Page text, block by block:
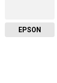
EPSON